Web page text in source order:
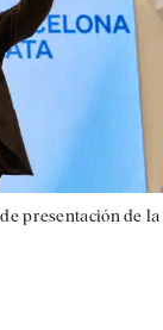
presentación de la